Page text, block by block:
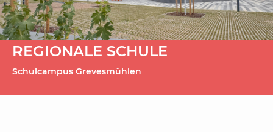
REGIONALE SCHULE
Schulcampus Grevesmühlen